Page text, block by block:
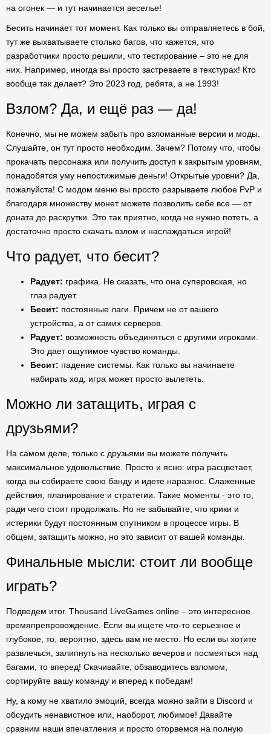
на огонек — и тут начинается веселье!
Бесить начинает тот момент. Как только вы отправляетесь в бой,
тут же выхватываете столько багов, что кажется, что
разработчики просто решили, что тестирование – это не для
них. Например, иногда вы просто застреваете в текстурах! Кто
вообще так делает? Это 2023 год, ребята, а не 1993!
Взлом? Да, и ещё раз — да!
Конечно, мы не можем забыть про взломанные версии и моды.
Слушайте, он тут просто необходим. Зачем? Потому что, чтобы
прокачать персонажа или получить доступ к закрытым уровням,
понадобятся уму непостижимые деньги! Открытые уровни? Да,
пожалуйста! С модом меню вы просто разрываете любое PvP и
благодаря множеству монет можете позволить себе все — от
доната до раскрутки. Это так приятно, когда не нужно потеть, а
достаточно просто скачать взлом и наслаждаться игрой!
Что радует, что бесит?
Радует: графика. Не сказать, что она суперовская, но
глаз радует.
Бесит: постоянные лаги. Причем не от вашего
устройства, а от самих серверов.
Радует: возможность объединяться с другими игроками.
Это дает ощутимое чувство команды.
Бесит: падение системы. Как только вы начинаете
набирать ход, игра может просто вылететь.
Можно ли затащить, играя с
друзьями?
На самом деле, только с друзьями вы можете получить
максимальное удовольствие. Просто и ясно: игра расцветает,
когда вы собираете свою банду и идете наразнос. Слаженные
действия, планирование и стратегии. Такие моменты - это то,
ради чего стоит продолжать. Но не забывайте, что крики и
истерики будут постоянным спутником в процессе игры. В
общем, затащить можно, но это зависит от вашей команды.
Финальные мысли: стоит ли вообще
играть?
Подведем итог. Thousand LiveGames online – это интересное
времяпрепровождение. Если вы ищете что-то серьезное и
глубокое, то, вероятно, здесь вам не место. Но если вы хотите
развлечься, залипнуть на несколько вечеров и посмеяться над
багами, то вперед! Скачивайте, обзаводитесь взломом,
сортируйте вашу команду и вперед к победам!
Ну, а кому не хватило эмоций, всегда можно зайти в Discord и
обсудить ненавистное или, наоборот, любимое! Давайте
сравним наши впечатления и просто оторвемся на полную